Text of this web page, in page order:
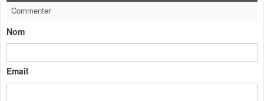
Commenter
Nom
Email